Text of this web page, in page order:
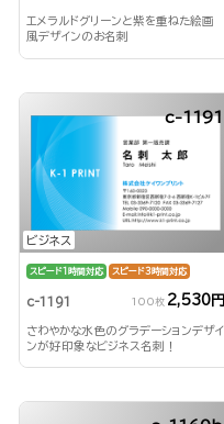
エメラルドグリーンと紫を重ねた絵画
風デザインのお名刺
ビジネス
c-1191
スピード1時間対応 スピード3時間対応
c-1191 100枚 2,530円
さわやかな水色のグラデーションデザイ
ンが好印象なビジネス名刺！